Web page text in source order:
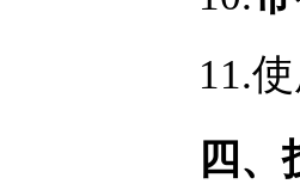
11.
四、